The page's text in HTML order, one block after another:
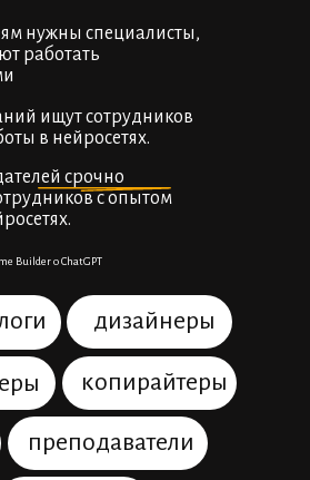
нужны специалисты,
работать
ищут сотрудников
в нейросетях.
Builder о ChatGPT
дизайнеры
копирайтеры
преподаватели
срочно
с опытом